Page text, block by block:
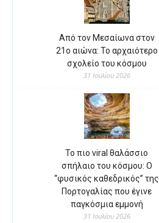
Από τον Μεσαίωνα στον
21ο αιώνα: Το αρχαιότερο
σχολείο του κόσμου
31 Ιουλίου 2026
Το πιο viral θαλάσσιο
σπήλαιο του κόσμου: Ο
“φυσικός καθεδρικός” της
Πορτογαλίας που έγινε
παγκόσμια εμμονή
31 Ιουλίου 2026